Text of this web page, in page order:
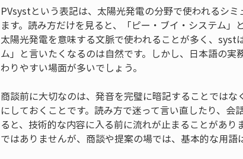
PVsystという表記は、太陽光発電の分野で使われるシ
ます。読み方だけを見ると、「ピー・ブイ・システム
太陽光発電を意味する文脈で使われることが多く、
ム」と言いたくなるのは自然です。しかし、日本語の
わりやすい場面が多いでしょう。
商談前に大切なのは、発音を完璧に暗記することでは
にしておくことです。読み方で迷って言い直したり、
ると、技術的な内容に入る前に流れが止まることがあ
ではありませんが、商談や提案の場では、基本的な用語